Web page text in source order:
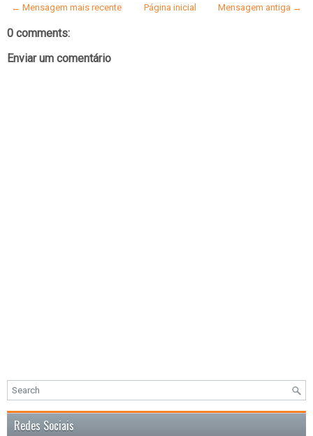
← Mensagem mais recente Mensagem antiga →
Página inicial
0 comments:
Enviar um comentário
Redes Sociais